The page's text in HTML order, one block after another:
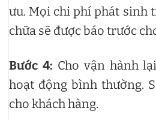
ưu. Mọi chi phí phát sinh
chữa sẽ được báo trước
Bước 4: Cho vận hành
hoạt động bình thường.
cho khách hàng.